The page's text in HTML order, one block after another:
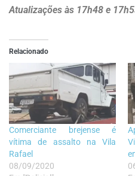
Atualizações às 17h48 e
Relacionado
Comerciante brejense é
vítima de assalto na Vila
Rafael
08/09/2020